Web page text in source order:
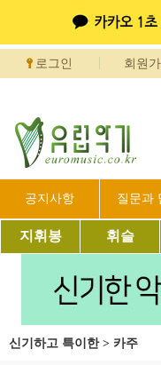
로그인 회원
공지사항 질문과
지휘봉 휘슬
신기하고 특이한> 카주